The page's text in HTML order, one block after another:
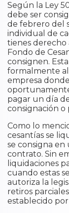
Según la Ley
debe ser
de febrero del
individual de
tienes derecho
Fondo de
consignen.
formalmente
empresa
pagar un día
consignación o
Como lo
cesantías se
se consigna en
contrato. Sin
liquidaciones
cuando estas
autoriza la
retiros
establecido por